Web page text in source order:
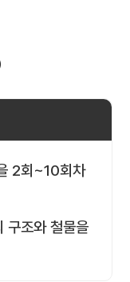
2회~10회차
구조와 철물을